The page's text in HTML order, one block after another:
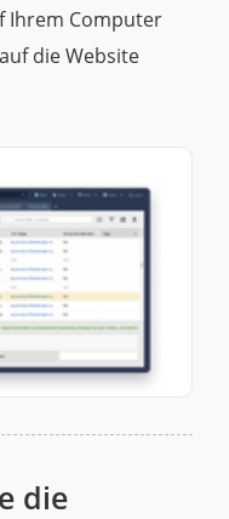
Ihrem Computer
die Website
die